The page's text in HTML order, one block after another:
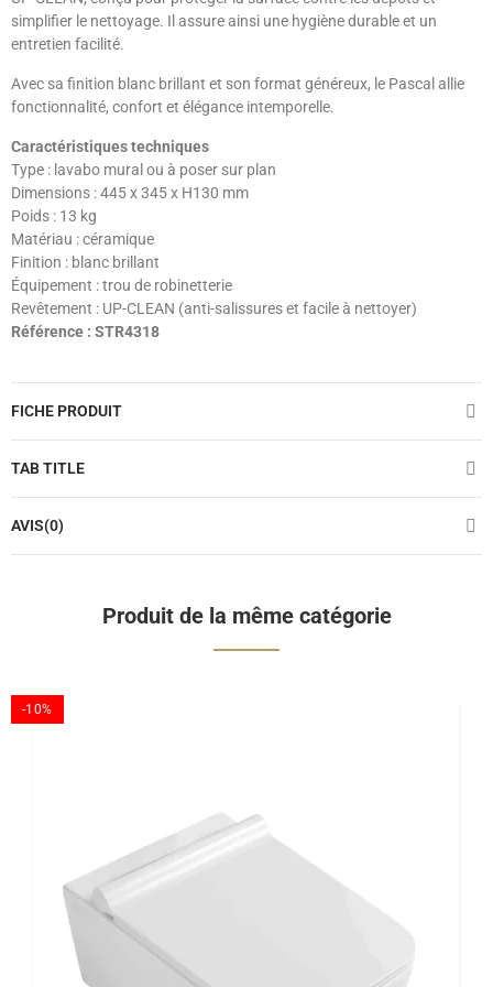
simplifier le nettoyage. Il assure ainsi une hygiène durable et un
entretien facilité.
Avec sa finition blanc brillant et son format généreux, le Pascal allie
fonctionnalité, confort et élégance intemporelle.
Caractéristiques techniques
Type : lavabo mural ou à poser sur plan
Dimensions : 445 x 345 x H130 mm
Poids : 13 kg
Matériau : céramique
Finition : blanc brillant
Équipement : trou de robinetterie
Revêtement : UP-CLEAN (anti-salissures et facile à nettoyer)
Référence : STR4318
FICHE PRODUIT
TAB TITLE
AVIS(0)
Produit de la même catégorie
-10%